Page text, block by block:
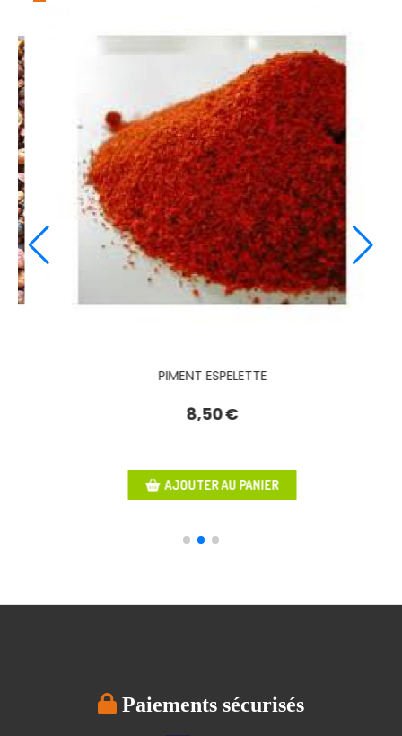
MELANGE VIN CHAUD
6,00€
AJOUTER AU PANIER
 Paiements sécurisés